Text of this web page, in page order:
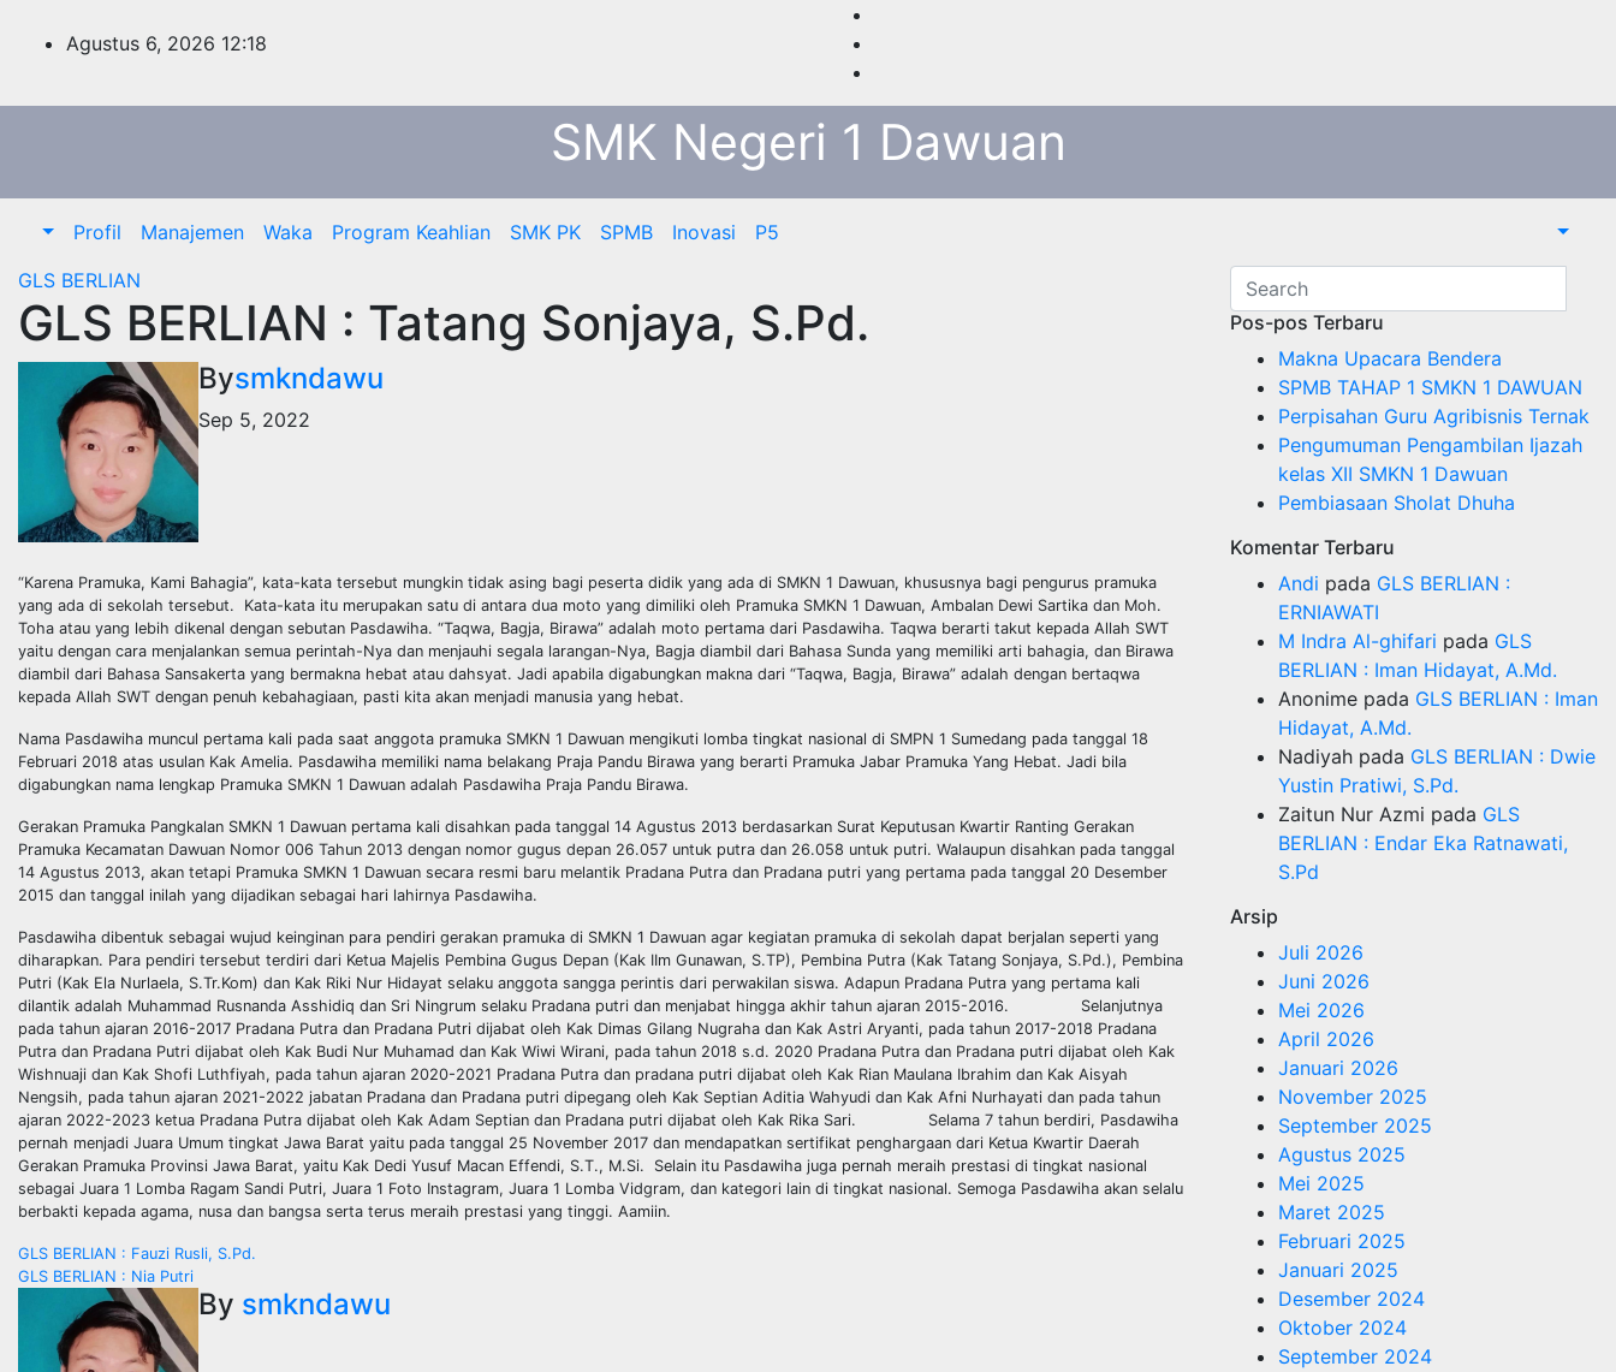
Agustus 6, 2026 12:18
SMK Negeri 1 Dawuan
Profil Manajemen Waka Program Keahlian SMK PK SPMB Inovasi
P5
GLS BERLIAN
GLS BERLIAN : Tatang Sonjaya, S.Pd.
Bysmkndawu
Sep 5, 2022
“Karena Pramuka, Kami Bahagia”, kata-kata tersebut mungkin tidak asing bagi peserta didik yang ada di SMKN 1 Dawuan, khususnya bagi pengurus pramuka
yang ada di sekolah tersebut. Kata-kata itu merupakan satu di antara dua moto yang dimiliki oleh Pramuka SMKN 1 Dawuan, Ambalan Dewi Sartika dan Moh.
Toha atau yang lebih dikenal dengan sebutan Pasdawiha. “Taqwa, Bagja, Birawa” adalah moto pertama dari Pasdawiha. Taqwa berarti takut kepada Allah SWT
yaitu dengan cara menjalankan semua perintah-Nya dan menjauhi segala larangan-Nya, Bagja diambil dari Bahasa Sunda yang memiliki arti bahagia, dan Birawa
diambil dari Bahasa Sansakerta yang bermakna hebat atau dahsyat. Jadi apabila digabungkan makna dari “Taqwa, Bagja, Birawa” adalah dengan bertaqwa
kepada Allah SWT dengan penuh kebahagiaan, pasti kita akan menjadi manusia yang hebat.
Nama Pasdawiha muncul pertama kali pada saat anggota pramuka SMKN 1 Dawuan mengikuti lomba tingkat nasional di SMPN 1 Sumedang pada tanggal 18
Februari 2018 atas usulan Kak Amelia. Pasdawiha memiliki nama belakang Praja Pandu Birawa yang berarti Pramuka Jabar Pramuka Yang Hebat. Jadi bila
digabungkan nama lengkap Pramuka SMKN 1 Dawuan adalah Pasdawiha Praja Pandu Birawa.
Gerakan Pramuka Pangkalan SMKN 1 Dawuan pertama kali disahkan pada tanggal 14 Agustus 2013 berdasarkan Surat Keputusan Kwartir Ranting Gerakan
Pramuka Kecamatan Dawuan Nomor 006 Tahun 2013 dengan nomor gugus depan 26.057 untuk putra dan 26.058 untuk putri. Walaupun disahkan pada tanggal
14 Agustus 2013, akan tetapi Pramuka SMKN 1 Dawuan secara resmi baru melantik Pradana Putra dan Pradana putri yang pertama pada tanggal 20 Desember
2015 dan tanggal inilah yang dijadikan sebagai hari lahirnya Pasdawiha.
Pasdawiha dibentuk sebagai wujud keinginan para pendiri gerakan pramuka di SMKN 1 Dawuan agar kegiatan pramuka di sekolah dapat berjalan seperti yang
diharapkan. Para pendiri tersebut terdiri dari Ketua Majelis Pembina Gugus Depan (Kak IIm Gunawan, S.TP), Pembina Putra (Kak Tatang Sonjaya, S.Pd.), Pembina
Putri (Kak Ela Nurlaela, S.Tr.Kom) dan Kak Riki Nur Hidayat selaku anggota sangga perintis dari perwakilan siswa. Adapun Pradana Putra yang pertama kali
dilantik adalah Muhammad Rusnanda Asshidiq dan Sri Ningrum selaku Pradana putri dan menjabat hingga akhir tahun ajaran 2015-2016. Selanjutnya
pada tahun ajaran 2016-2017 Pradana Putra dan Pradana Putri dijabat oleh Kak Dimas Gilang Nugraha dan Kak Astri Aryanti, pada tahun 2017-2018 Pradana
Putra dan Pradana Putri dijabat oleh Kak Budi Nur Muhamad dan Kak Wiwi Wirani, pada tahun 2018 s.d. 2020 Pradana Putra dan Pradana putri dijabat oleh Kak
Wishnuaji dan Kak Shofi Luthfiyah, pada tahun ajaran 2020-2021 Pradana Putra dan pradana putri dijabat oleh Kak Rian Maulana Ibrahim dan Kak Aisyah
Nengsih, pada tahun ajaran 2021-2022 jabatan Pradana dan Pradana putri dipegang oleh Kak Septian Aditia Wahyudi dan Kak Afni Nurhayati dan pada tahun
ajaran 2022-2023 ketua Pradana Putra dijabat oleh Kak Adam Septian dan Pradana putri dijabat oleh Kak Rika Sari. Selama 7 tahun berdiri, Pasdawiha
pernah menjadi Juara Umum tingkat Jawa Barat yaitu pada tanggal 25 November 2017 dan mendapatkan sertifikat penghargaan dari Ketua Kwartir Daerah
Gerakan Pramuka Provinsi Jawa Barat, yaitu Kak Dedi Yusuf Macan Effendi, S.T., M.Si. Selain itu Pasdawiha juga pernah meraih prestasi di tingkat nasional
sebagai Juara 1 Lomba Ragam Sandi Putri, Juara 1 Foto Instagram, Juara 1 Lomba Vidgram, dan kategori lain di tingkat nasional. Semoga Pasdawiha akan selalu
berbakti kepada agama, nusa dan bangsa serta terus meraih prestasi yang tinggi. Aamiin.
Navigasi
pos
GLS BERLIAN : Fauzi Rusli, S.Pd.
GLS BERLIAN : Nia Putri
By smkndawu
Pos-pos Terbaru
Makna Upacara Bendera
SPMB TAHAP 1 SMKN 1 DAWUAN
Perpisahan Guru Agribisnis Ternak
Pengumuman Pengambilan Ijazah
kelas XII SMKN 1 Dawuan
Pembiasaan Sholat Dhuha
Komentar Terbaru
Andi pada GLS BERLIAN :
ERNIAWATI
M Indra Al-ghifari pada GLS
BERLIAN : Iman Hidayat, A.Md.
Anonime pada GLS BERLIAN : Iman
Hidayat, A.Md.
Nadiyah pada GLS BERLIAN : Dwie
Yustin Pratiwi, S.Pd.
Zaitun Nur Azmi pada GLS
BERLIAN : Endar Eka Ratnawati,
S.Pd
Arsip
Juli 2026
Juni 2026
Mei 2026
April 2026
Januari 2026
November 2025
September 2025
Agustus 2025
Mei 2025
Maret 2025
Februari 2025
Januari 2025
Desember 2024
Oktober 2024
September 2024